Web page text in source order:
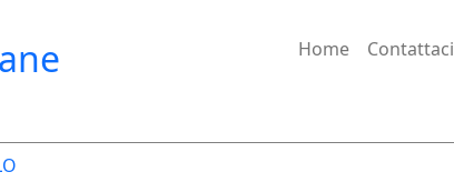
Home Contattaci